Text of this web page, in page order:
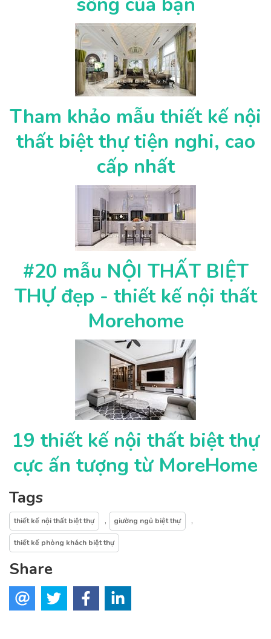
Tham khảo mẫu thiết kế nội
thất biệt thự tiện nghi, cao
cấp nhất
#20 mẫu NỘI THẤT BIỆT
THỰ đẹp - thiết kế nội thất
Morehome
19 thiết kế nội thất biệt thự
cực ấn tượng từ MoreHome
Tags
thiết kế nội thất biệt thự , giường ngủ biệt thự ,
thiết kế phòng khách biệt thự
Share